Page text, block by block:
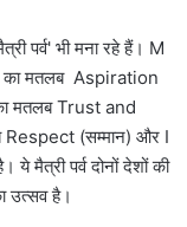
पर्व' भी मना रहे हैं। M
का मतलब Aspiration
मतलब Trust and
Respect (सम्मान) और I
मैत्री पर्व दोनों देशों की
उत्सव है।